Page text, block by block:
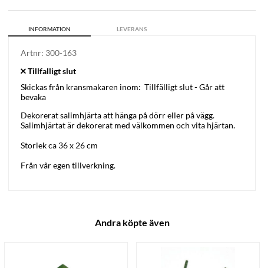
INFORMATION LEVERANS
Artnr: 300-163
Skickas från kransmakaren inom: Tillfälligt slut - Går att
bevaka
Dekorerat salimhjärta att hänga på dörr eller på vägg.
Salimhjärtat är dekorerat med välkommen och vita hjärtan.
Storlek ca 36 x 26 cm
Från vår egen tillverkning.
Andra köpte även